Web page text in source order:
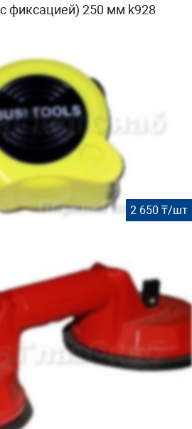
фиксацией) 250 мм k928
2 650 ₸/шт